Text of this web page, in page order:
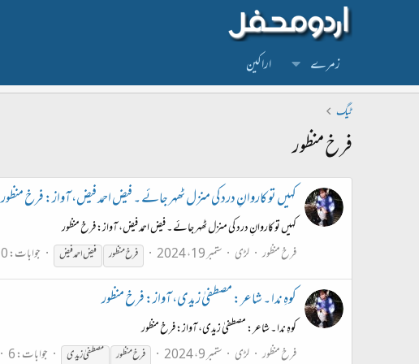
زمرے اراکین
ٹیگ
فرخ منظور
کہیں تو کاروانِ درد کی منزل ٹھہر جائے ۔ فیض احمد فیض، آواز: فرخ منظور
کہیں تو کاروانِ درد کی منزل ٹھہر جائے ۔ فیض احمد فیض، آواز: فرخ منظور
فرخ منظور لڑی ستمبر 19، 2024 فرخمنظور فیض احمد فیض جوابات: 0
کوہِ ندا ۔ شاعر: مصطفیٰ زیدی، آواز: فرخ منظور
کوہِ ندا ۔ شاعر: مصطفیٰ زیدی، آواز: فرخ منظور
فرخ منظور لڑی ستمبر 9، 2024 فرخمنظور مصطفیٰ زیدی جوابات: 6